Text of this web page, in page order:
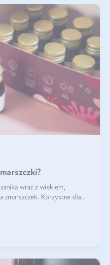
wraz z wiekiem,
zmarszczek. Korzystne dla